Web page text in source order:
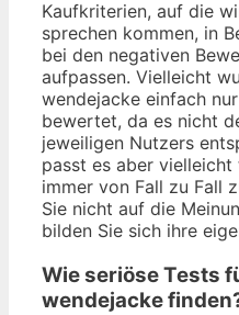
Kaufkriterien, auf die
sprechen kommen, in
bei den negativen
aufpassen. Vielleicht
wendejacke einfach
bewertet, da es nicht
jeweiligen Nutzers
passt es aber
immer von Fall zu Fall
Sie nicht auf die
bilden Sie sich ihre
Wie seriöse Tests
wendejacke